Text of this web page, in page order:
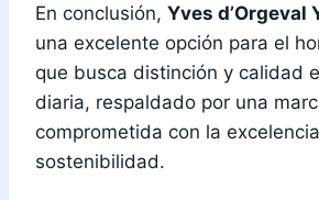
En conclusión, Yves d’Orgeval
una excelente opción para el
que busca distinción y calidad
diaria, respaldado por una
comprometida con la
sostenibilidad.